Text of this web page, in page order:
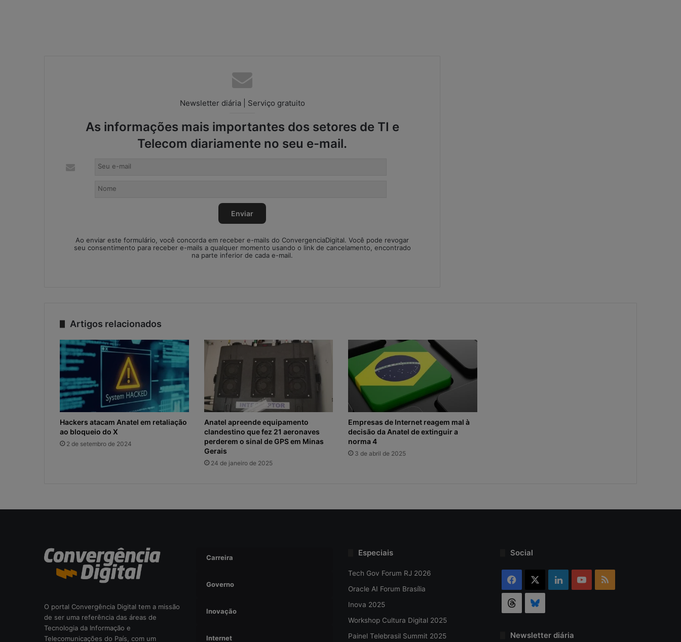
Newsletter diária | Serviço gratuito
As informações mais importantes dos setores de TI e
Telecom diariamente no seu e-mail.
Ao enviar este formulário, você concorda em receber e-mails do ConvergenciaDigital. Você pode revogar
seu consentimento para receber e-mails a qualquer momento usando o link de cancelamento, encontrado
na parte inferior de cada e-mail.
Artigos relacionados
Hackers atacam Anatel em retaliação
ao bloqueio do X
2 de setembro de 2024
Anatel apreende equipamento
clandestino que fez 21 aeronaves
perderem o sinal de GPS em Minas
Gerais
24 de janeiro de 2025
Empresas de Internet reagem mal à
decisão da Anatel de extinguir a
norma 4
3 de abril de 2025
O portal Convergência Digital tem a missão
de ser uma referência das áreas de
Tecnologia da Informação e
Telecomunicações do País, com um
Carreira
Governo
Inovação
Internet
Especiais
Tech Gov Forum RJ 2026
Oracle AI Forum Brasília
Inova 2025
Workshop Cultura Digital 2025
Painel Telebrasil Summit 2025
Social
Facebook LinkedinYouTube
RSS
Threads
Newsletter diária